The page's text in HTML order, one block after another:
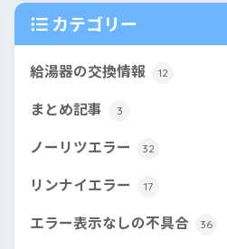
カテゴリー
給湯器の交換情報 12
まとめ記事 3
ノーリツエラー 32
リンナイエラー 17
エラー表示なしの不具合 36